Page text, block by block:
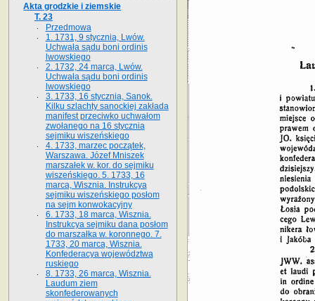
Akta grodzkie i ziemskie
T. 23
Przedmowa
1. 1731, 9 stycznia, Lwów.
Uchwała sądu boni ordinis
lwowskiego
2. 1732, 24 marca, Lwów.
Uchwała sądu boni ordinis
lwowskiego
3. 1733, 16 stycznia, Sanok.
Kilku szlachty sanockiej zakłada
manifest przeciwko uchwałom
zwołanego na 16 stycz­nia
sejmiku wiszeńskiego
4. 1733, marzec początek,
Warszawa. Józef Mniszek
marszałek w. kor. do sejmiku
wiszeńskiego. 5. 1733, 16
marca, Wisznia. Instrukcya
sejmiku wiszeńskiego posłom
na sejm konwokacyjny
6. 1733, 18 marca, Wisznia.
Instrukcya sejmiku dana posłom
do marszałka w. koronnego. 7.
1733, 20 marca, Wisznia.
Konfederacya województwa
ruskiego
8. 1733, 26 marca, Wisznia.
Laudum ziem
skonfederowanych